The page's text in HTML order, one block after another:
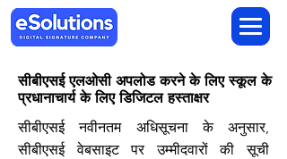
सीबीएसई एलओसी अपलोड करने के लिए स्कूल के
प्रधानाचार्य के लिए डिजिटल हस्ताक्षर
सीबीएसई नवीनतम अधिसूचना के अनुसार,
सीबीएसई वेबसाइट पर उम्मीदवारों की सूची